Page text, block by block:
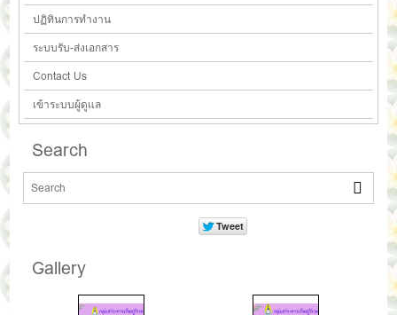
ปฏิทินการทำงาน
ระบบรับ-ส่งเอกสาร
Contact Us
เข้าระบบผู้ดูแล
Search
Gallery